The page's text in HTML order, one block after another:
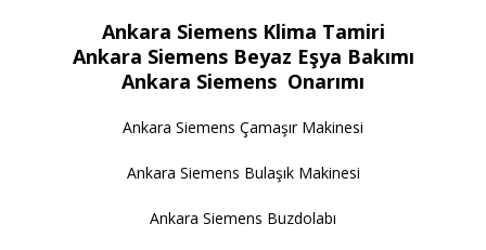
Ankara Siemens Klima Tamiri
Ankara Siemens Beyaz Eşya Bakımı
Ankara Siemens Onarımı
Ankara Siemens Çamaşır Makinesi
Ankara Siemens Bulaşık Makinesi
Ankara Siemens Buzdolabı